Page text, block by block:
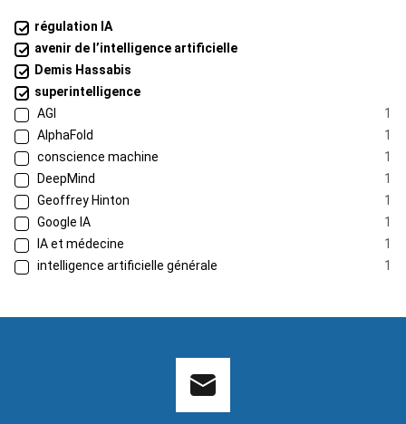
régulation IA
avenir de l’intelligence artificielle
Demis Hassabis
superintelligence
AGI
1
AlphaFold
1
conscience machine
1
DeepMind
1
Geoffrey Hinton
1
Google IA
1
IA et médecine
1
intelligence artificielle générale
1